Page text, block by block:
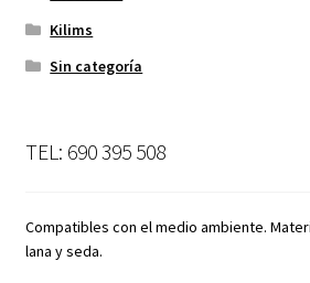
Kilims
Sin categoría
TEL: 690 395 508
Compatibles con el medio ambiente.
lana y seda.